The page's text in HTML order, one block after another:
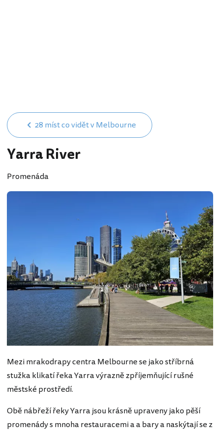
28 míst co vidět v Melbourne
Yarra River
Promenáda
Mezi mrakodrapy centra Melbourne se jako stříbrná
stužka klikatí řeka Yarra výrazně zpříjemňující rušné
městské prostředí.
Obě nábřeží řeky Yarra jsou krásně upraveny jako pěší
promenády s mnoha restauracemi a a bary a naskýtají se z